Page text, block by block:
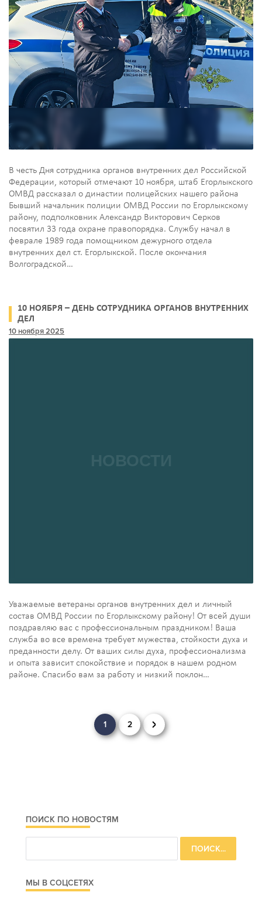
В честь Дня сотрудника органов внутренних дел Российской
Федерации, который отмечают 10 ноября, штаб Егорлыкского
ОМВД рассказал о династии полицейских нашего района
Бывший начальник полиции ОМВД России по Егорлыкскому
району, подполковник Александр Викторович Серков
посвятил 33 года охране правопорядка. Службу начал в
феврале 1989 года помощником дежурного отдела
внутренних дел ст. Егорлыкской. После окончания
Волгоградской…
10 НОЯБРЯ – ДЕНЬ СОТРУДНИКА ОРГАНОВ ВНУТРЕННИХ
ДЕЛ
10 ноября 2025
Уважаемые ветераны органов внутренних дел и личный
состав ОМВД России по Егорлыкскому району! От всей души
поздравляю вас с профессиональным праздником! Ваша
служба во все времена требует мужества, стойкости духа и
преданности делу. От ваших силы духа, профессионализма
и опыта зависит спокойствие и порядок в нашем родном
районе. Спасибо вам за работу и низкий поклон…
1 2
ПОИСК ПО НОВОСТЯМ
МЫ В СОЦСЕТЯХ